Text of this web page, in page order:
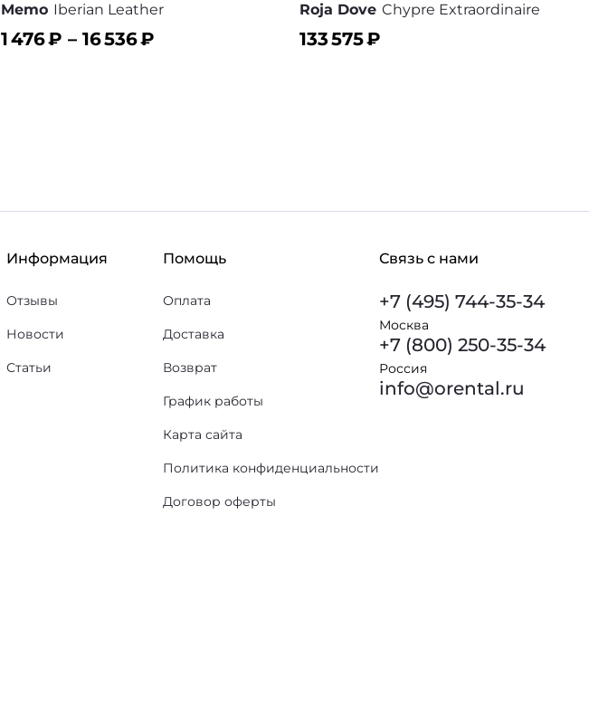
Memo Iberian Leather
1 476₽ – 16 536₽
Roja Dove Chypre Extraordinaire
133 575₽
Информация
Отзывы
Новости
Статьи
Помощь
Оплата
Доставка
Возврат
График работы
Карта сайта
Политика конфиденциальности
Договор оферты
Связь с нами
+7 (495) 744-35-34
Москва
+7 (800) 250-35-34
Россия
info@orental.ru